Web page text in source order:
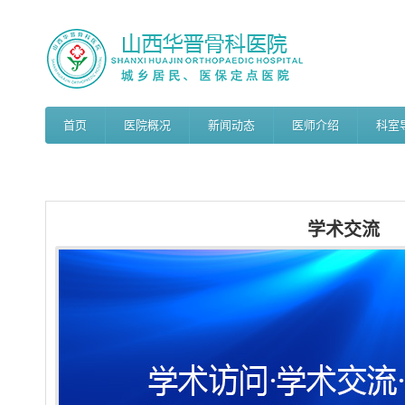
首页 医院概况 新闻动态 医师介绍 科室
学术交流